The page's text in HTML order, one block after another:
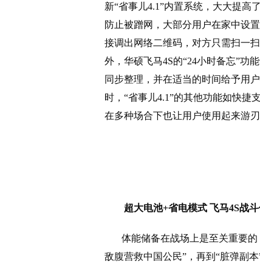
新“省事儿4.1”内置系统，大大提高
防止被蹭网，大部分用户在家中设
接调出网络二维码，对方只需扫一
外，华硕飞马4S的“24小时备忘”功
同步整理，并在适当的时间给予用
时，“省事儿4.1”的其他功能如快捷
在多种场合下也让用户使用起来游刃
超大电池+省电模式 飞马4S战
体能储备在战场上是至关重要
敌腹营救中国公民”，再到“脏弹副